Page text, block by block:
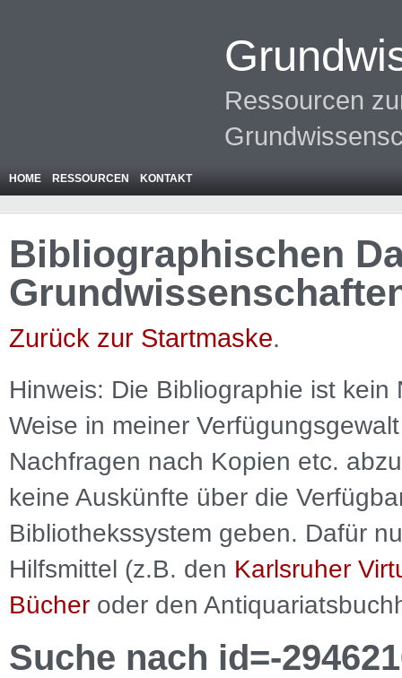
Ressourcen
HOME RESSOURCEN KONTAKT
Bibliographischen
Zurück zur Startmaske.
Hinweis: Die Bibliographie ist kein
Weise in meiner
Nachfragen nach Kopien etc.
keine Auskünfte über die
Bibliothekssystem geben. Dafür
Hilfsmittel (z.B. den Karlsruher
Bücher oder den
Suche nach id=-